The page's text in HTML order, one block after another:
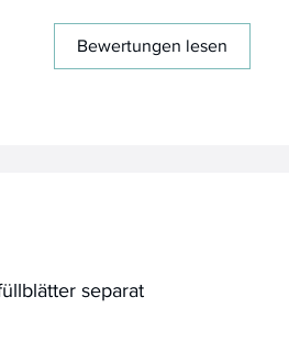
Bewertungen lesen
separat